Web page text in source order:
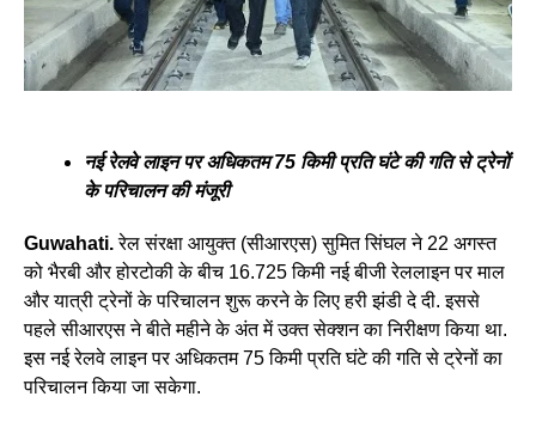
नई रेलवे लाइन पर अधिकतम 75 किमी प्रति घंटे की गति से ट्रेनों
के परिचालन की मंजूरी
Guwahati.रेल संरक्षा आयुक्त (सीआरएस) सुमित सिंघल ने 22 अगस्त
को भैरबी और होरटोकी के बीच 16.725 किमी नई बीजी रेललाइन पर माल
और यात्री ट्रेनों के परिचालन शुरू करने के लिए हरी झंडी दे दी. इससे
पहले सीआरएस ने बीते महीने के अंत में उक्त सेक्शन का निरीक्षण किया था.
इस नई रेलवे लाइन पर अधिकतम 75 किमी प्रति घंटे की गति से ट्रेनों का
परिचालन किया जा सकेगा.